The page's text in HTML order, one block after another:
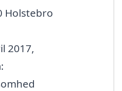
Holstebro
2017,